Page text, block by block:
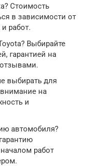
Стоимость
в зависимости от
работ.
Выбирайте
гарантией на
выбирать для
на
и
автомобиля?
работ